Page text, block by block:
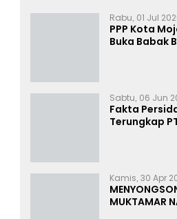
Rabu, 01 Jul
PPP Kota
Buka Babak
Sabtu, 06 Jun
Fakta
Terungkap
Kamis, 30 Apr
MUKTAMAR